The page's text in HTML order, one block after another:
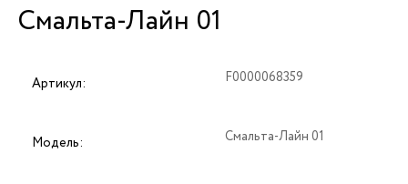
Смальта-Лайн 01
Артикул: F0000068359
Модель: Смальта-Лайн 01